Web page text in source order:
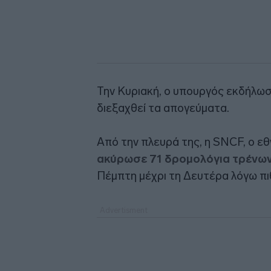
Την Κυριακή, ο υπουργός
διεξαχθεί τα απογεύματα.
Από την πλευρά της, η SNCF, ο
ακύρωσε 71 δρομολόγια
Πέμπτη μέχρι τη Δευτέρα λόγω